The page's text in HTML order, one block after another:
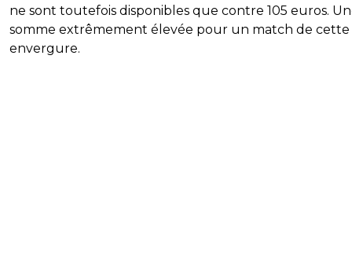
ne sont toutefois disponibles que contre 105 euros.
somme extrêmement élevée pour un match de cette
envergure.